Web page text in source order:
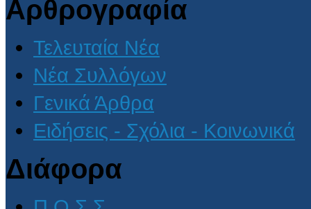
Αρθρογραφία
Τελευταία Νέα
Νέα Συλλόγων
Γενικά Άρθρα
Ειδήσεις - Σχόλια - Κοινωνικά
Διάφορα